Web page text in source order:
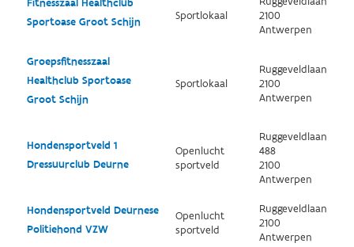
Fitnesszaal Healthclub
Sportoase Groot Schijn
Sportlokaal
2100
Antwerpen
Groepsfitnesszaal
Healthclub Sportoase
Groot Schijn
Sportlokaal
Ruggeveldlaan
2100
Antwerpen
Hondensportveld 1
Dressuurclub Deurne
Openlucht
sportveld
Ruggeveldlaan
488
2100
Antwerpen
Hondensportveld Deurnese
Politiehond VZW
Openlucht
sportveld
Ruggeveldlaan
2100
Antwerpen